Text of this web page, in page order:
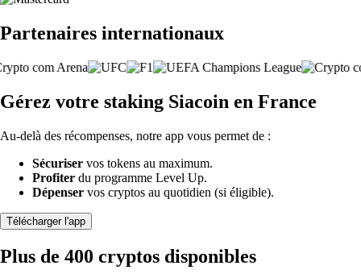
Partenaires internationaux
Gérez votre staking Siacoin en France
Au-delà des récompenses, notre app vous permet de :
Sécuriser vos tokens au maximum.
Profiter du programme Level Up.
Dépenser vos cryptos au quotidien (si éligible).
Télécharger l'app
Plus de 400 cryptos disponibles